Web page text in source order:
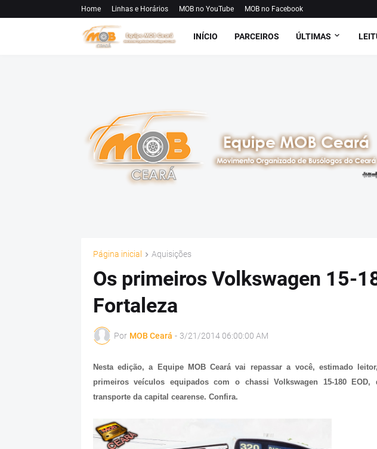
Home Linhas e Horários MOB no YouTube MOB no Facebook
INÍCIO PARCEIROS ÚLTIMAS
Página inicial Aquisições
Os primeiros Volkswagen 15-
Fortaleza
Por MOB Ceará - 3/21/2014 06:00:00 AM
Nesta edição, a Equipe MOB Ceará vai repassar a você, estimado
primeiros veículos equipados com o chassi Volkswagen 15-180
transporte da capital cearense. Confira.